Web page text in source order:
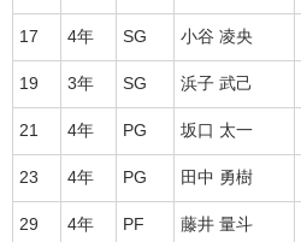
17 4年 SG 小谷 凌央
19 3年 SG 浜子 武己
21 4年 PG 坂口 太一
23 4年 PG 田中 勇樹
29 4年 PF 藤井 量斗